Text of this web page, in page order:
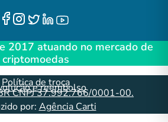
2017 atuando no mercado de
criptomoedas
Política de troca
e reembolso
CNPJ 37.992.766/0001-00.
por: Agência Carti